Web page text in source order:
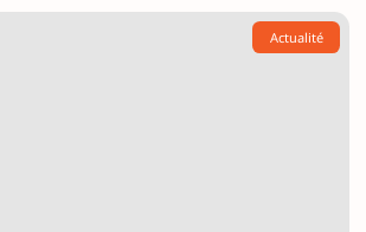
Actualité